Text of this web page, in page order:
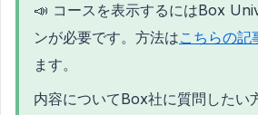
📣 コースを表示するにはBox
ンが必要です。方法はこちらの記
ます。
内容についてBox社に質問したい